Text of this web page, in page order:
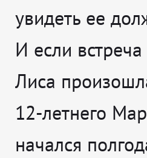
увидеть ее
И если
Лиса
12-летнего
начался